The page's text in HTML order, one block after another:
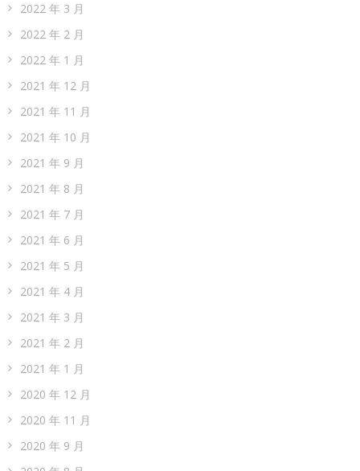
2022 年 3 月
2022 年 2 月
2022 年 1 月
2021 年 12 月
2021 年 11 月
2021 年 10 月
2021 年 9 月
2021 年 8 月
2021 年 7 月
2021 年 6 月
2021 年 5 月
2021 年 4 月
2021 年 3 月
2021 年 2 月
2021 年 1 月
2020 年 12 月
2020 年 11 月
2020 年 9 月